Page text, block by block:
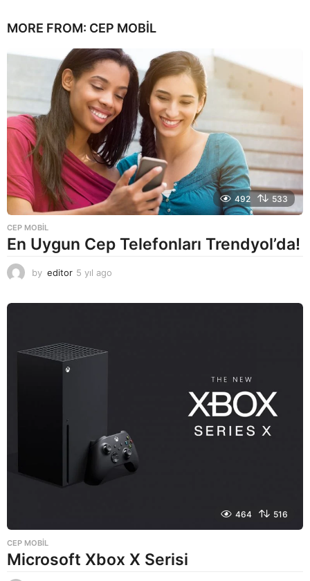
MORE FROM: CEP MOBIL
492 533
CEP MOBIL
En Uygun Cep Telefonları Trendyol’da!
by editor 5 yıl ago
464 516
CEP MOBIL
Microsoft Xbox X Serisi